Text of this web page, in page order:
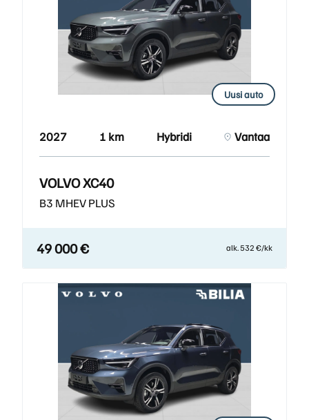
Uusi auto
2027 1 km Hybridi Vantaa
VOLVO XC40
B3 MHEV PLUS
49 000 € alk. 532 €/kk